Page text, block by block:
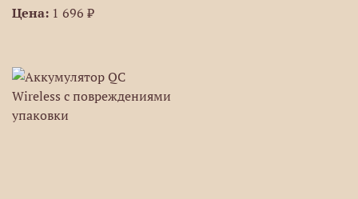
Цена: 1 696 ₽